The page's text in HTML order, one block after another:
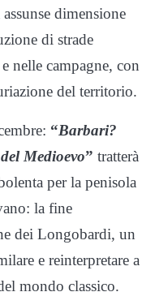
dimensione
di strade
nelle campagne, con
del territorio.
“Barbari?
Medioevo” tratterà
per la penisola
la fine
dei Longobardi, un
e reinterpretare a
mondo classico.